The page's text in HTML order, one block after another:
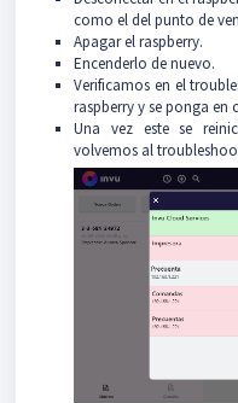
como el del punto de
Apagar el raspberry.
Encenderlo de nuevo.
Verificamos en el
raspberry y se ponga en
Una vez este se
volvemos al